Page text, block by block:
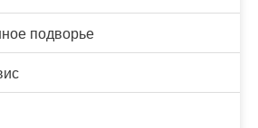
подворье